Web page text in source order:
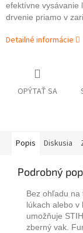
efektívne vysávanie
drvenie priamo v
Detailné informácie
OPÝTAŤ SA
Popis Diskusia
Podrobný
Bez ohľadu na
lúkach alebo v
umožňuje
zberný vak.